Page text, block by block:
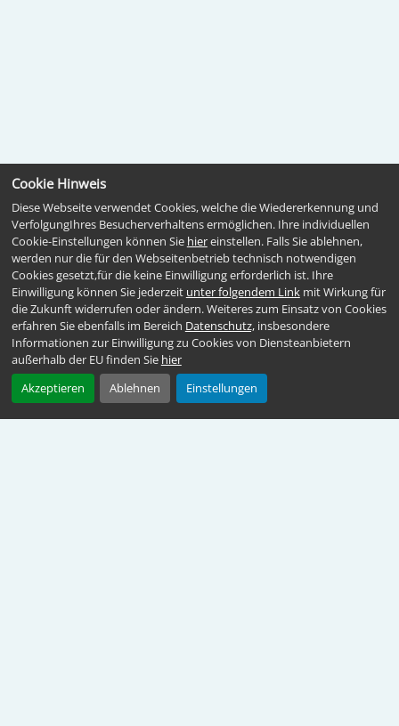
Cookie Hinweis
Diese Webseite verwendet Cookies, welche die Wiedererkennung und
VerfolgungIhres Besucherverhaltens ermöglichen. Ihre individuellen
Cookie-Einstellungen können Sie hiereinstellen. Falls Sie ablehnen,
werden nur die für den Webseitenbetrieb technisch notwendigen
Cookies gesetzt,für die keine Einwilligung erforderlich ist. Ihre
Einwilligung können Sie jederzeit unter folgendem Linkmit Wirkung für
die Zukunft widerrufen oder ändern. Weiteres zum Einsatz von Cookies
erfahren Sie ebenfalls im Bereich Datenschutz,insbesondere
Informationen zur Einwilligung zu Cookies von Diensteanbietern
außerhalb der EU finden Sie hier
Akzeptieren
Ablehnen Einstellungen